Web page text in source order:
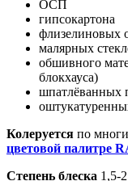
ОСП
гипсокартона
флизелиновых
малярных
обшивного
блокхауса)
шпатлёванных
Колеруется по
цветовой палитре
Степень блеска 1,5-